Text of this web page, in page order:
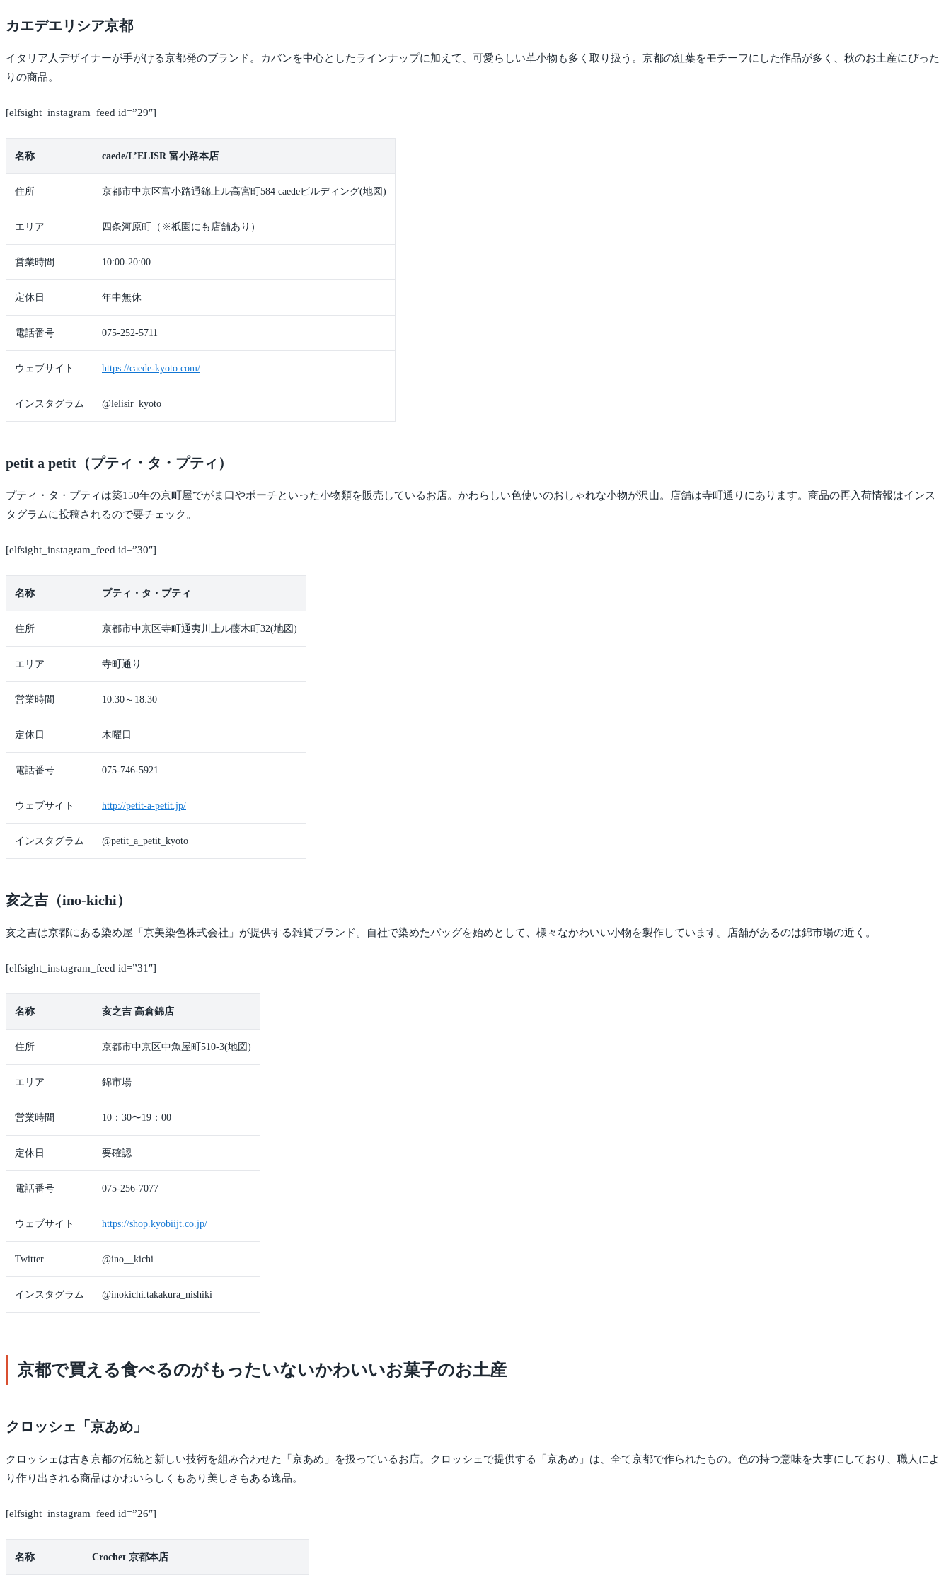
カエデエリシア京都
イタリア人デザイナーが手がける京都発のブランド。カバンを中心としたラインナップに加えて、可愛らしい革小物も多く取り扱う。京都の紅葉をモチーフにした作品が多く、秋のお土産にぴった
りの商品。
[elfsight_instagram_feed id=”29″]
名称 caede/L’ELISR 富小路本店
住所 京都市中京区富小路通錦上ル高宮町584 caedeビルディング(地図)
エリア 四条河原町（※祇園にも店舗あり）
営業時間 10:00-20:00
定休日 年中無休
電話番号 075-252-5711
ウェブサイト https://caede-kyoto.com/
インスタグラム @lelisir_kyoto
petit a petit（プティ・タ・プティ）
プティ・タ・プティは築150年の京町屋でがま口やポーチといった小物類を販売しているお店。かわらしい色使いのおしゃれな小物が沢山。店舗は寺町通りにあります。商品の再入荷情報はインス
タグラムに投稿されるので要チェック。
[elfsight_instagram_feed id=”30″]
名称 プティ・タ・プティ
住所 京都市中京区寺町通夷川上ル藤木町32(地図)
エリア 寺町通り
営業時間 10:30～18:30
定休日 木曜日
電話番号 075-746-5921
ウェブサイト http://petit-a-petit.jp/
インスタグラム @petit_a_petit_kyoto
亥之吉（ino-kichi）
亥之吉は京都にある染め屋「京美染色株式会社」が提供する雑貨ブランド。自社で染めたバッグを始めとして、様々なかわいい小物を製作しています。店舗があるのは錦市場の近く。
[elfsight_instagram_feed id=”31″]
名称 亥之吉 高倉錦店
住所 京都市中京区中魚屋町510-3(地図)
エリア 錦市場
営業時間 10：30〜19：00
定休日 要確認
電話番号 075-256-7077
ウェブサイト https://shop.kyobiijt.co.jp/
Twitter @ino__kichi
インスタグラム @inokichi.takakura_nishiki
京都で買える食べるのがもったいないかわいいお菓子のお土産
クロッシェ「京あめ」
クロッシェは古き京都の伝統と新しい技術を組み合わせた「京あめ」を扱っているお店。クロッシェで提供する「京あめ」は、全て京都で作られたもの。色の持つ意味を大事にしており、職人によ
り作り出される商品はかわいらしくもあり美しさもある逸品。
[elfsight_instagram_feed id=”26″]
名称 Crochet 京都本店